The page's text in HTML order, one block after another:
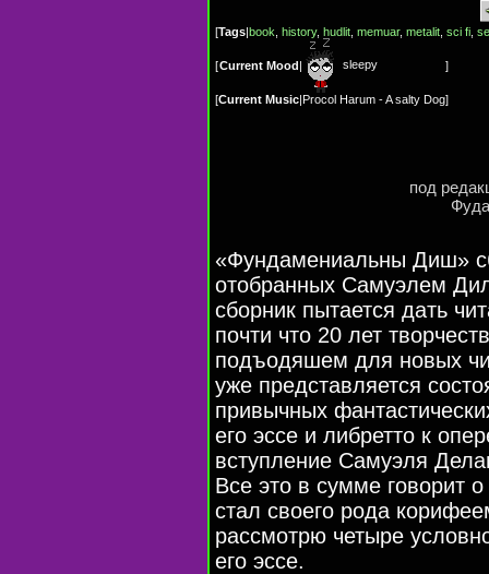
[Tags|book history, hudlit memuar, metalit sci fi
[Current Mood| sleepy ]
[Current Music|Procol Harum - A salty Dog]
под
«Фундамениальны Диш»
отобранных Самуэлем
сборник пытается дать
почти что 20 лет
подъодяшем для новых
уже представляется
привычных
его эссе и либретто к
вступление Самуэля
Все это в сумме говорит
стал своего рода
рассмотрю четыре
его эссе.